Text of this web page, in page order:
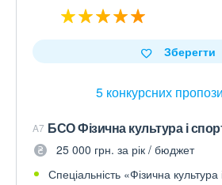
5 конкурсних
Зберегти
A7 БСО Фізична культура і
25 000 грн. за рік / бюджет
Спеціальність «Фізична